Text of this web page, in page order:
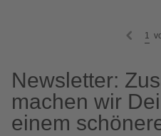
1
Newsletter:
machen wir
einem